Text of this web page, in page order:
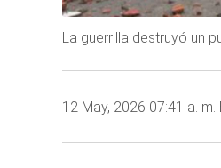
La guerrilla destruyó un
12 May, 2026 07:41 a. m.